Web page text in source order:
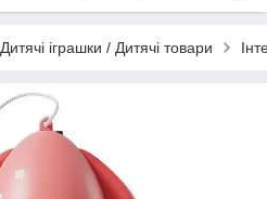
Дитячі іграшки / Дитячі товари